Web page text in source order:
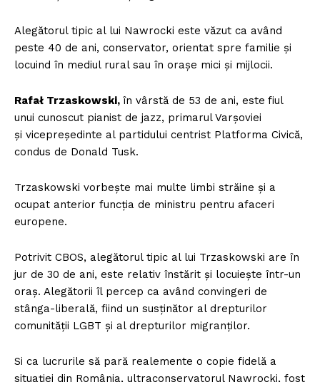
Alegătorul tipic al lui Nawrocki este văzut ca având
peste 40 de ani, conservator, orientat spre familie și
locuind în mediul rural sau în orașe mici și mijlocii.
Rafał Trzaskowski, în vârstă de 53 de ani, este fiul
unui cunoscut pianist de jazz, primarul Varșoviei
și vicepreședinte al partidului centrist Platforma Civică,
condus de Donald Tusk.
Trzaskowski vorbește mai multe limbi străine și a
ocupat anterior funcția de ministru pentru afaceri
europene.
Potrivit CBOS, alegătorul tipic al lui Trzaskowski are în
jur de 30 de ani, este relativ înstărit și locuiește într-un
oraș. Alegătorii îl percep ca având convingeri de
stânga-liberală, fiind un susținător al drepturilor
comunității LGBT și al drepturilor migranților.
Si ca lucrurile să pară realemente o copie fidelă a
situației din România, ultraconservatorul Nawrocki, fost